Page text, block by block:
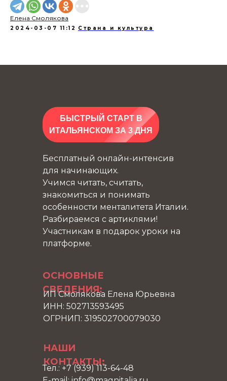
Елена Смолякова
2024-03-07 11:12 Страна и культура
БЫСТРЫЙ СТАРТ В
ИТАЛЬЯНСКОМ ЗА 3 ДНЯ
ОСНОВНЫЕ
СВЕДЕНИЯ:
НАШИ
КОНТАКТЫ:
ИП Смолякова Елена Юрьевна
ИНН: 502713593495
ОГРНИП: 319502700079030
Бесплатный онлайн-интенсив
для начинающих.
Учимся читать, считать,
знакомиться и понимать
особенности менталитета Италии.
Разбираемся с артиклями!
Участникам в подарок уроки на
платформе.
Тел.: +7 (939) 113-64-48